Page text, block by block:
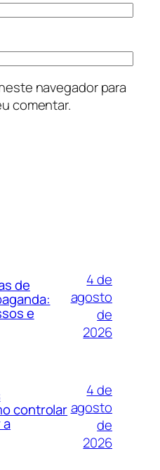
navegador para
comentar.
de
e
4 de
agosto
de
2026
controlar
a
4 de
agosto
de
2026